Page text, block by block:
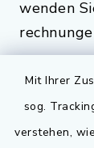
Mit Ihrer
sog.
verstehen,
wenden